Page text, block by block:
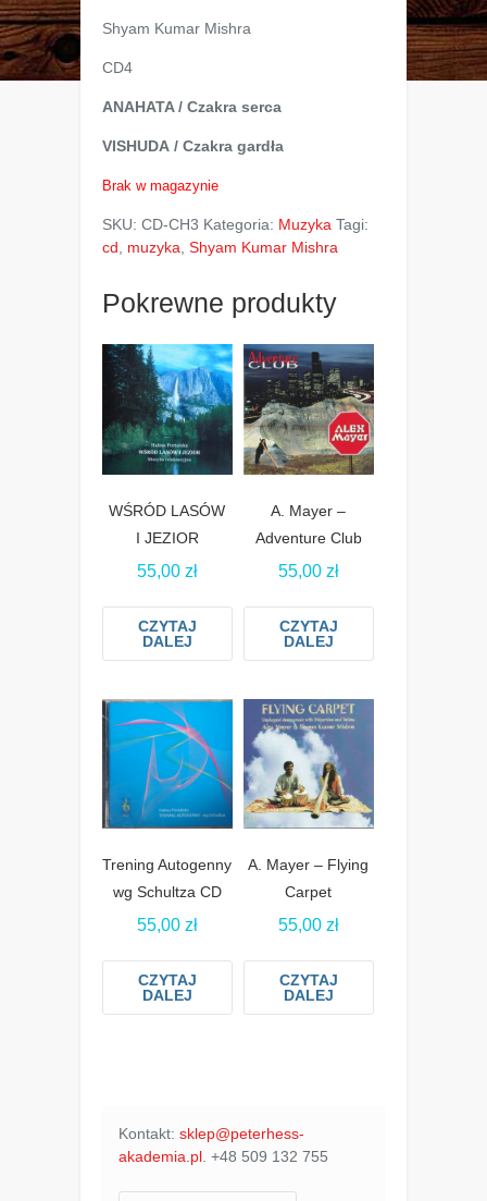
Shyam Kumar Mishra
CD4
ANAHATA / Czakra serca
VISHUDA / Czakra gardła
Brak w magazynie
SKU: CD-CH3 Kategoria: Muzyka Tagi:
cd
muzyka Shyam Kumar Mishra
Pokrewne produkty
WŚRÓD LASÓW
I JEZIOR
55,00 zł
CZYTAJ
DALEJ
A. Mayer –
Adventure Club
55,00 zł
CZYTAJ
DALEJ
Trening Autogenny
wg Schultza CD
55,00 zł
CZYTAJ
DALEJ
A. Mayer – Flying
Carpet
55,00 zł
CZYTAJ
DALEJ
Kontakt: sklep@peterhess-
akademia.pl . +48 509 132 755